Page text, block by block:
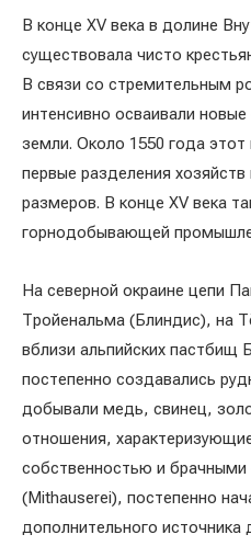
В конце XV века в долине
существовала чисто
В связи со стремительным
интенсивно осваивали
земли. Около 1550 года
первые разделения
размеров. В конце XV века
горнодобывающей
На северной окраине цепи
Тройенальма (Блиндис), на
вблизи альпийских пастбищ
постепенно создавались
добывали медь, свинец,
отношения,
собственностью и брачными
(Mithauserei), постепенно
дополнительного